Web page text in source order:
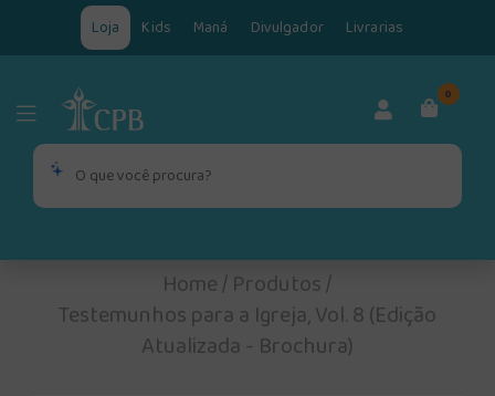
Loja Kids Maná Divulgador Livrarias
0
Home/Produtos/
Testemunhos para a Igreja, Vol. 8 (Edição
Atualizada - Brochura)